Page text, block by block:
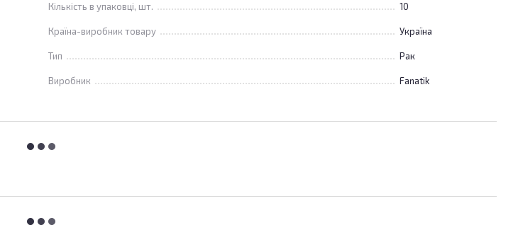
Кількість в упаковці, шт. 10
Країна-виробник товару Україна
Тип Рак
Виробник Fanatik